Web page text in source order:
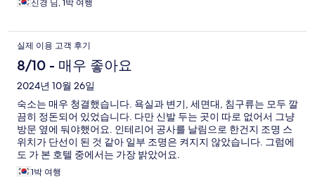
신경 님, 1박 여행
실제 이용 고객 후기
8/10 - 매우 좋아요
2024년 10월 26일
숙소는 매우 청결했습니다. 욕실과 변기, 세면대, 침구류는 모두 깔
끔히 정돈되어 있었습니다. 다만 신발 두는 곳이 따로 없어서 그냥
방문 옆에 둬야했어요. 인테리어 공사를 날림으로 한건지 조명 스
위치가 단선이 된 것 같아 일부 조명은 켜지지 않았습니다. 그럼에
도 가 본 호텔 중에서는 가장 밝았어요.
1박 여행